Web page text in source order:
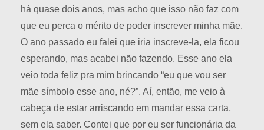
há quase dois anos, mas acho que isso não faz com
que eu perca o mérito de poder inscrever minha mãe.
O ano passado eu falei que iria inscreve-la, ela ficou
esperando, mas acabei não fazendo. Esse ano ela
veio toda feliz pra mim brincando “eu que vou ser
mãe símbolo esse ano, né?”. Aí, então, me veio à
cabeça de estar arriscando em mandar essa carta,
sem ela saber. Contei que por eu ser funcionária da